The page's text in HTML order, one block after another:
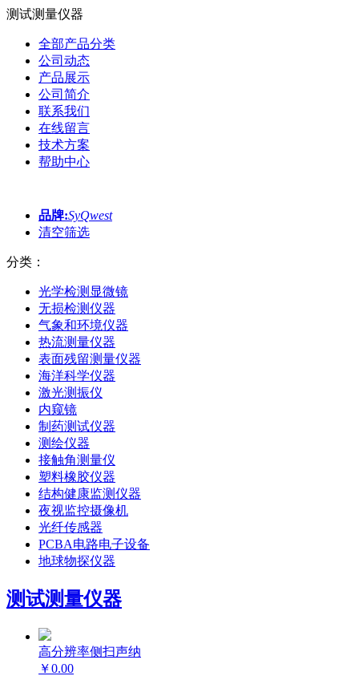
测试测量仪器
全部产品分类
公司动态
产品展示
公司简介
联系我们
在线留言
技术方案
帮助中心
品牌:SyQwest
清空筛选
分类：
光学检测显微镜
无损检测仪器
气象和环境仪器
热流测量仪器
表面残留测量仪器
海洋科学仪器
激光测振仪
内窥镜
制药测试仪器
测绘仪器
接触角测量仪
塑料橡胶仪器
结构健康监测仪器
夜视监控摄像机
光纤传感器
PCBA电路电子设备
地球物探仪器
测试测量仪器
高分辨率侧扫声纳
￥0.00